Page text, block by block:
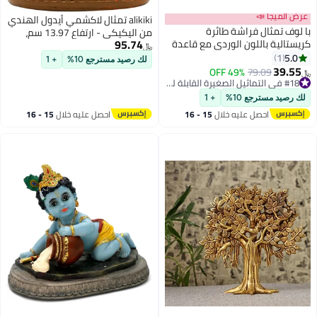
طائرة
الوردي مع قاعدة
تماثيل
زينة تمثال حيوانات
49% OFF
#18 في التماثيل الصغيرة القابلة للتجميع
#18 في التماثيل الصغيرة القابلة للتجميع + 1
عليه خلال 15 - 16
alikiki تمثال لاكشمي أيدول الهندي
من اليكيكي - ارتفاع 13.97 سم،
الآلهة الهندوسية لاكشمي ماتا
مورتي الهند بوجا، منتج المنزل
والمكتب، معبد ماندير، ضريح مذبح
ديوالي بوجا، ديكور روحي، هدايا
مثالية لصديق هندي قريب
﷼‏95.74
+ 1
احصل عليه خلال 15 - 16